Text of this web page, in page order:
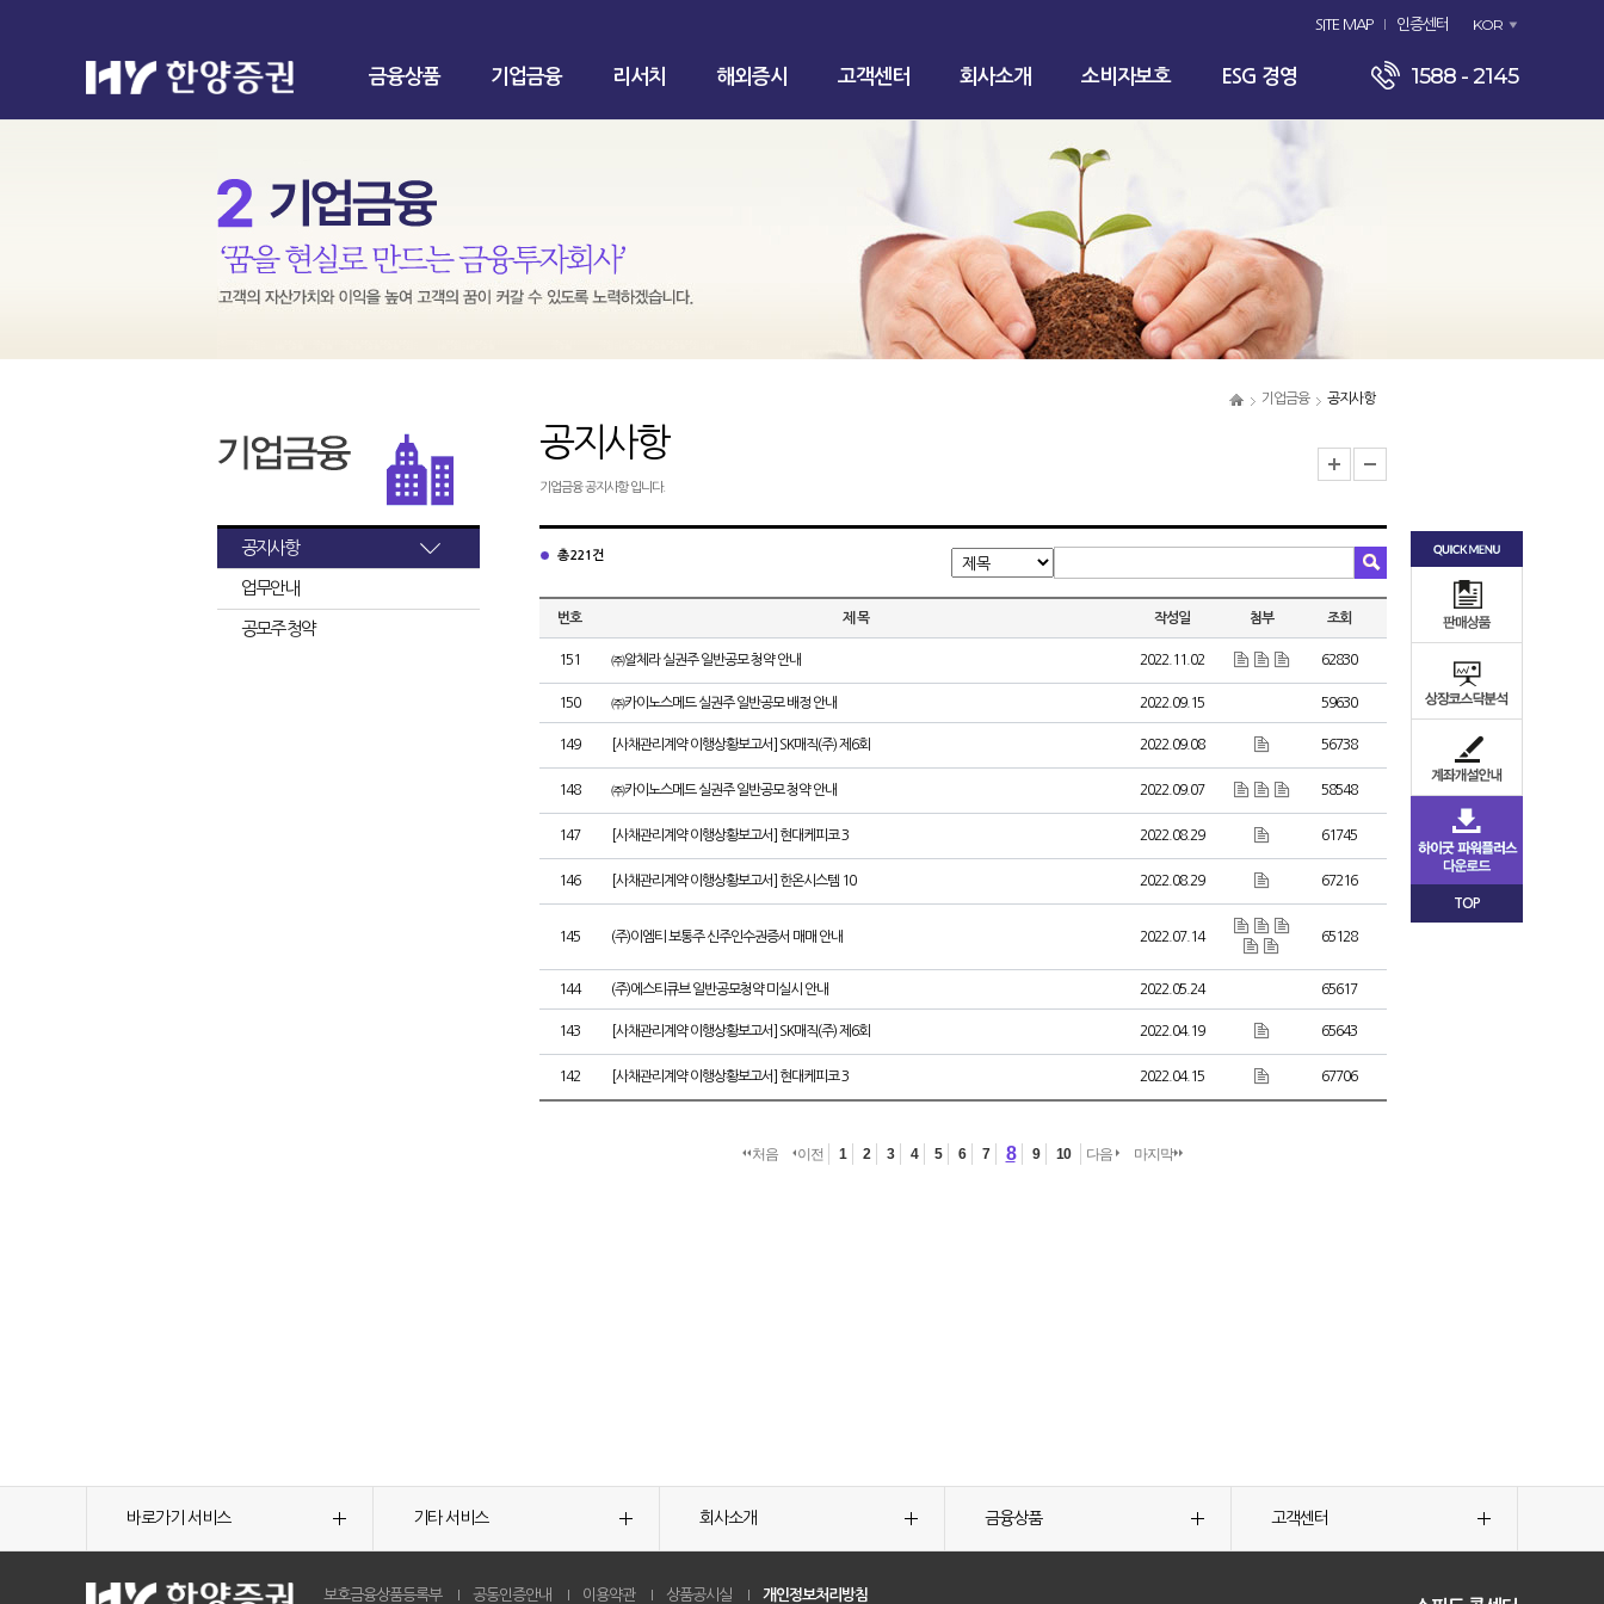
SITE MAP 인증센터 KOR
금융상품 기업금융 리서치 해외증시 고객센터 회사소개 소비자보호 ESG 경영 1588 - 2145
기업금융 공지사항
공지사항
업무안내
공모주 청약
공지사항
기업금융 공지사항 입니다.
총 221건
번호 제 목 작성일 첨부 조회
151 ㈜알체라 실권주 일반공모 청약 안내 2022.11.02 62830
150 ㈜카이노스메드 실권주 일반공모 배정 안내 2022.09.15 59630
149 [사채관리계약 이행상황보고서] SK매직(주) 제6회 2022.09.08 56738
148 ㈜카이노스메드 실권주 일반공모 청약 안내 2022.09.07 58548
147 [사채관리계약 이행상황보고서] 현대케피코 3 2022.08.29 61745
146 [사채관리계약 이행상황보고서] 한온시스템 10 2022.08.29 67216
145 (주)이엠티 보통주 신주인수권증서 매매 안내 2022.07.14 65128
144 (주)에스티큐브 일반공모청약 미실시 안내 2022.05.24 65617
143 [사채관리계약 이행상황보고서] SK매직(주) 제6회 2022.04.19 65643
142 [사채관리계약 이행상황보고서] 현대케피코 3 2022.04.15 67706
처음 이전 1 2 3 4 5 6 7 8 9 10 다음 마지막
TOP
바로가기 서비스 기타 서비스 회사소개 금융상품 고객센터
보호금융상품등록부 공동인증안내 이용약관 상품공시실 개인정보처리방침